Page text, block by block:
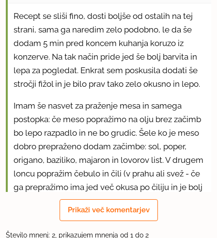
Recept se sliši fino, dosti boljše od ostalih na tej
strani, sama ga naredim zelo podobno, le da še
dodam 5 min pred koncem kuhanja koruzo iz
konzerve. Na tak način pride jed še bolj barvita in
lepa za pogledat. Enkrat sem poskusila dodati še
stročji fižol in je bilo prav tako zelo okusno in lepo.
Imam še nasvet za praženje mesa in samega
postopka: če meso popražimo na olju brez začimb
bo lepo razpadlo in ne bo grudic. Šele ko je meso
dobro prepraženo dodam začimbe: sol, poper,
origano, baziliko, majaron in lovorov list. V drugem
loncu popražim čebulo in čili (v prahu ali svež - če
ga prepražimo ima jed več okusa po čiliju in je bolj
pikantna, zato pozor!) in dodam najprej korenje
nato pa ostalo zelenjavo. V ta lonec nato dodam
Prikaži več komentarjev
Število mnenj: 2, prikazujem mnenja od 1 do 2